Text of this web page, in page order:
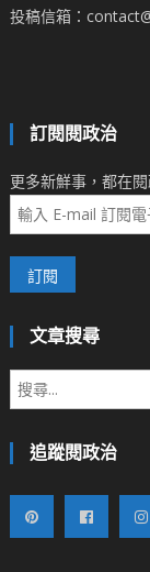
投稿信箱：
訂閱閱政治
更多新鮮事，都在
文章搜尋
追蹤閱政治